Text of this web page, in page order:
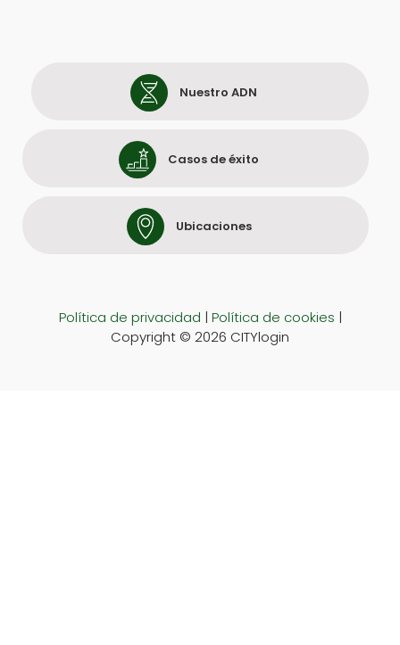
Nuestro ADN
Casos de éxito
Ubicaciones
Política de privacidad | Política de cookies |
Copyright © 2026 CITYlogin